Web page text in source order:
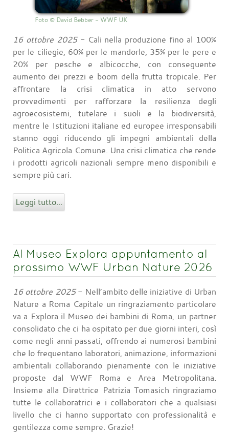
Foto © David Bebber - WWF UK
16 ottobre 2025- Cali nella produzione fino al 100%
per le ciliegie, 60% per le mandorle, 35% per le pere e
20% per pesche e albicocche, con conseguente
aumento dei prezzi e boom della frutta tropicale. Per
affrontare la crisi climatica in atto servono
provvedimenti per rafforzare la resilienza degli
agroecosistemi, tutelare i suoli e la biodiversità,
mentre le Istituzioni italiane ed europee irresponsabili
stanno oggi riducendo gli impegni ambientali della
Politica Agricola Comune. Una crisi climatica che rende
i prodotti agricoli nazionali sempre meno disponibili e
sempre più cari.
Leggi tutto...
Al Museo Explora appuntamento al
prossimo WWF Urban Nature 2026
16 ottobre 2025- Nell’ambito delle iniziative di Urban
Nature a Roma Capitale un ringraziamento particolare
va a Explora il Museo dei bambini di Roma, un partner
consolidato che ci ha ospitato per due giorni interi, così
come negli anni passati, offrendo ai numerosi bambini
che lo frequentano laboratori, animazione, informazioni
ambientali collaborando pienamente con le iniziative
proposte dal WWF Roma e Area Metropolitana.
Insieme alla Direttrice Patrizia Tomasich ringraziamo
tutte le collaboratrici e i collaboratori che a qualsiasi
livello che ci hanno supportato con professionalità e
gentilezza come sempre. Grazie!